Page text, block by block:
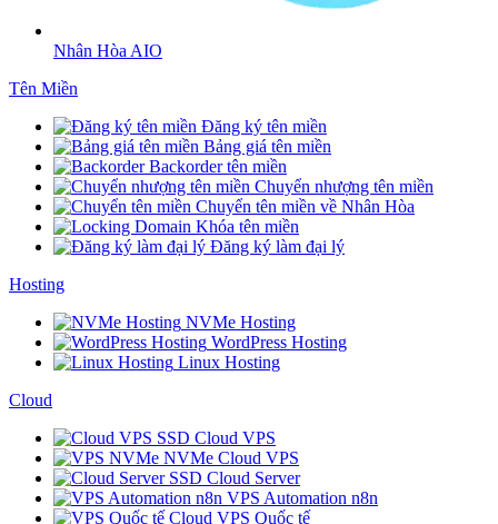
Nhân Hòa AIO
Tên Miền
Đăng ký tên miền
Bảng giá tên miền
Backorder tên miền
Chuyển nhượng tên miền
Chuyển tên miền về Nhân Hòa
Khóa tên miền
Đăng ký làm đại lý
Hosting
NVMe Hosting
WordPress Hosting
Linux Hosting
Cloud
SSD Cloud VPS
NVMe Cloud VPS
SSD Cloud Server
VPS Automation n8n
Cloud VPS Quốc tế